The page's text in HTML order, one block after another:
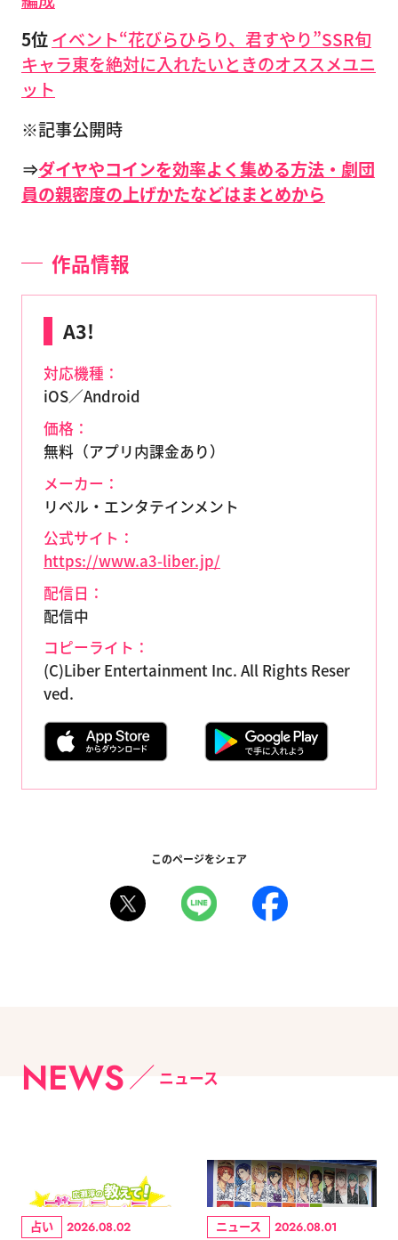
5位イベント“花びらひらり、君すやり”SSR旬
キャラ東を絶対に入れたいときのオススメユニ
ット
※記事公開時
⇒ダイヤやコインを効率よく集める方法・劇団
員の親密度の上げかたなどはまとめから
作品情報
A3!
対応機種：
iOS／Android
価格：
無料（アプリ内課金あり）
メーカー：
リベル・エンタテインメント
公式サイト：
https://www.a3-liber.jp/
配信日：
配信中
コピーライト：
(C)Liber Entertainment Inc. All Rights Reser
ved.
このページをシェア
NEWS ニュース
占い 2026.08.02 ニュース 2026.08.01